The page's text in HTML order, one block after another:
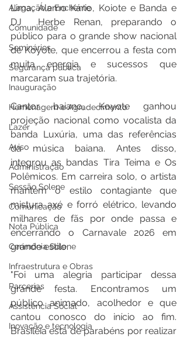
Alagação e Enchente
Comunidade
Seminários
Segurança pública
Inauguração
Homenagem e Agradecimento
Lazer
Aviso
Administração
Sessão Solene
Comunicação
Nota Pública
Cerimônia Solene
Infraestrutura e Obras
Parcerias
Assistência Social
Inovação e tecnologia
Lima, Álamo Kário, Koiote e Banda e
DJ  Herbe Renan, preparando o
público para o grande show nacional
de Koyote, que encerrou a festa com
muita energia e sucessos que
marcaram sua trajetória.
Cantor baiano, Koyote ganhou
projeção nacional como vocalista da
banda Luxúria, uma das referências
da música baiana. Antes disso,
integrou as bandas Tira Teima e Os
Polêmicos. Em carreira solo, o artista
mantém o estilo contagiante que
mistura axé e forró elétrico, levando
milhares de fãs por onde passa e
encerrando o Carnavale 2026 em
grande estilo.
"Foi uma alegria participar dessa
grande festa. Encontramos um
público animado, acolhedor e que
cantou conosco do início ao fim.
Brasiléia está de parabéns por realizar